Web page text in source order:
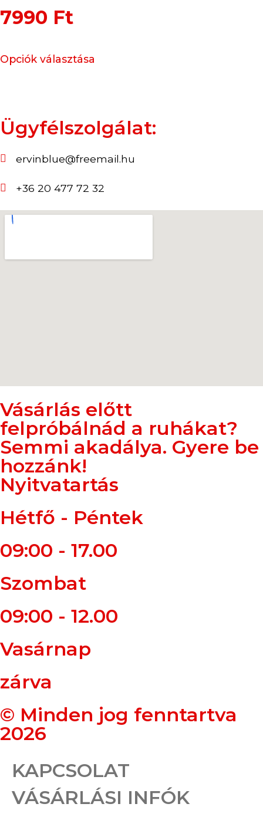
7990 Ft
Opciók választása
Ügyfélszolgálat:
ervinblue@freemail.hu
+36 20 477 72 32
Vásárlás előtt
felpróbálnád a ruhákat?
Semmi akadálya. Gyere be
hozzánk!
Nyitvatartás
Hétfő - Péntek
09:00 - 17.00
Szombat
09:00 - 12.00
Vasárnap
zárva
© Minden jog fenntartva
2026
KAPCSOLAT
VÁSÁRLÁSI INFÓK